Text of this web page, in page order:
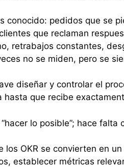
conocido: pedidos que se
que reclaman
retrabajos constantes,
no se miden, pero se
diseñar y controlar el
hasta que recibe
lo posible”; hace
los OKR se convierten en
establecer métricas